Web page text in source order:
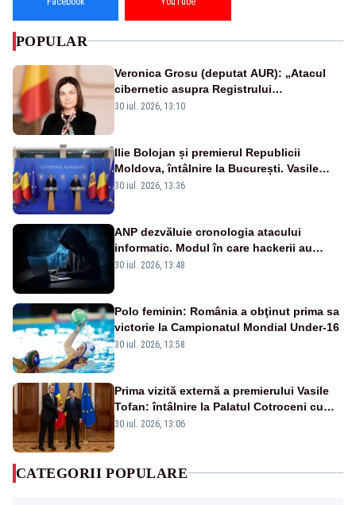
POPULAR
Veronica Grosu (deputat AUR): „Atacul
cibernetic asupra Registrului
Proprietăților transmite un semnal de
30 iul. 2026, 13:10
Ilie Bolojan și premierul Republicii
Moldova, întâlnire la București. Vasile
Tofan, primit cu onoruri militare
30 iul. 2026, 13:36
ANP dezvăluie cronologia atacului
informatic. Modul în care hackerii au
pătruns în rețea rămâne necunoscut
30 iul. 2026, 13:48
Polo feminin: România a obţinut prima sa
victorie la Campionatul Mondial Under-16
30 iul. 2026, 13:58
Prima vizită externă a premierului Vasile
Tofan: întâlnire la Palatul Cotroceni cu
președintele Nicușor Dan
30 iul. 2026, 13:06
CATEGORII POPULARE